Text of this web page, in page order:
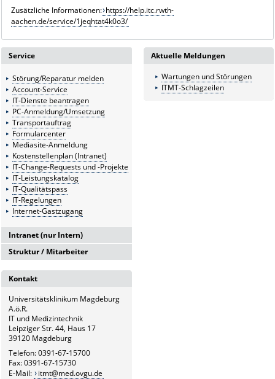
Zusätzliche Informationen: https://help.itc.rwth-
aachen.de/service/1jeqhtat4k0o3/
Aktuelle Meldungen
Wartungen und Störungen
ITMT-Schlagzeilen
Service
Störung/Reparatur melden
Account-Service
IT-Dienste beantragen
PC-Anmeldung/Umsetzung
Transportauftrag
Formularcenter
Mediasite-Anmeldung
Kostenstellenplan (Intranet)
IT-Change-Requests und -Projekte
IT-Leistungskatalog
IT-Qualitätspass
IT-Regelungen
Internet-Gastzugang
Intranet (nur Intern)
Intranetserver
Struktur / Mitarbeiter
G6
G6.1
Medizintechnik
G6.2
Hardware- und Service-
Management
Kontakt
Universitätsklinikum Magdeburg
A.ö.R.
IT und Medizintechnik
Leipziger Str. 44, Haus 17
39120 Magdeburg
Telefon: 0391-67-15700
Fax: 0391-67-15730
E-Mail:
itmt@med.ovgu.de